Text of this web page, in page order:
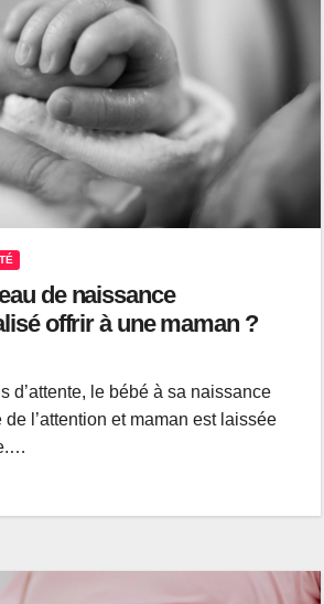
de naissance
offrir à une maman ?
d’attente, le bébé à sa naissance
de l’attention et maman est laissée